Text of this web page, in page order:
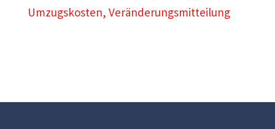
Umzugskosten, Veränderungsmitteilung